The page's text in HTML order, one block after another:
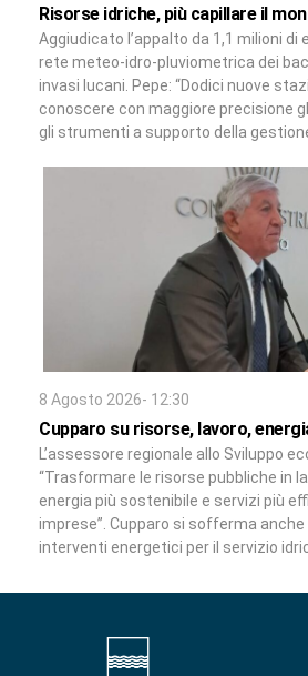
Risorse idriche, più capillare il
Aggiudicato l’appalto da 1,1 milioni di
rete meteo-idro-pluviometrica dei
invasi lucani. Pepe: “Dodici nuove
conoscere con maggiore precisione
gli strumenti a supporto della
8 Agosto 2026- 12:30
Cupparo su risorse, lavoro,
L’assessore regionale allo Sviluppo
“Trasformare le risorse pubbliche in
energia più sostenibile e servizi più
imprese”. Cupparo si sofferma
interventi energetici per il servizio